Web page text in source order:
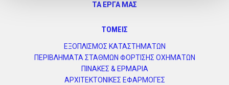
ΤΑ ΕΡΓΑ ΜΑΣ
ΤΟΜΕΙΣ
ΕΞΟΠΛΙΣΜΟΣ ΚΑΤΑΣΤΗΜΑΤΩΝ
ΠΕΡΙΒΛΗΜΑΤΑ ΣΤΑΘΜΩΝ ΦΟΡΤΙΣΗΣ ΟΧΗΜΑΤΩΝ
ΠΙΝΑΚΕΣ & ΕΡΜΑΡΙΑ
ΑΡΧΙΤΕΚΤΟΝΙΚΕΣ ΕΦΑΡΜΟΓΕΣ